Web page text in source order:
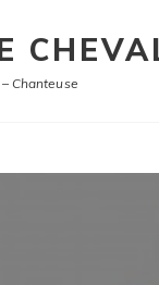
Chanteuse